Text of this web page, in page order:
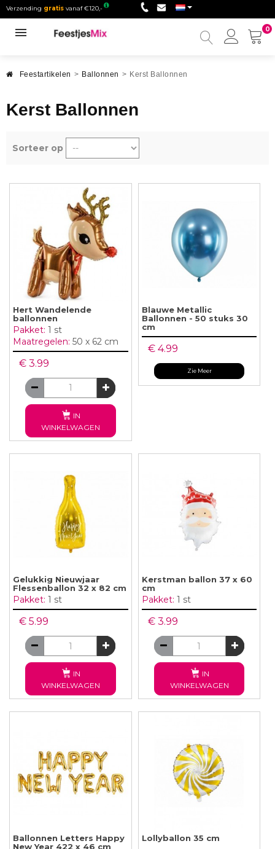
Verzending gratis vanaf €120,-
0
Mijn
Feestartikelen > Ballonnen > Kerst Ballonnen
Kerst Ballonnen
Sorteer op
Hert Wandelende
ballonnen
Pakket: 1 st
Maatregelen: 50 x 62 cm
€ 3.99
IN
WINKELWAGEN
Blauwe Metallic
Ballonnen - 50 stuks 30
cm
€ 4.99
Zie Meer
Gelukkig Nieuwjaar
Flessenballon 32 x 82 cm
Pakket: 1 st
€ 5.99
IN
WINKELWAGEN
Kerstman ballon 37 x 60
cm
Pakket: 1 st
€ 3.99
IN
WINKELWAGEN
Ballonnen Letters Happy
New Year 422 x 46 cm
Lollyballon 35 cm